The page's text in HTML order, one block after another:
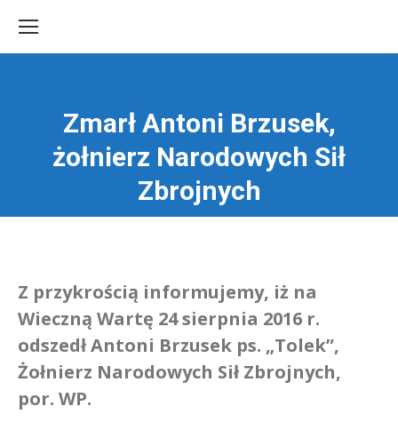
Zmarł Antoni Brzusek,
żołnierz Narodowych Sił
Zbrojnych
Jesteś tutaj:
Z przykrością informujemy, iż na
Wieczną Wartę 24 sierpnia 2016 r.
odszedł Antoni Brzusek ps. „Tolek”,
Żołnierz Narodowych Sił Zbrojnych,
por. WP.